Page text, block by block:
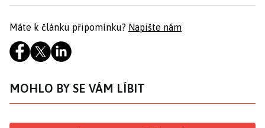
Máte k článku připomínku? Napište nám
MOHLO BY SE VÁM LÍBIT